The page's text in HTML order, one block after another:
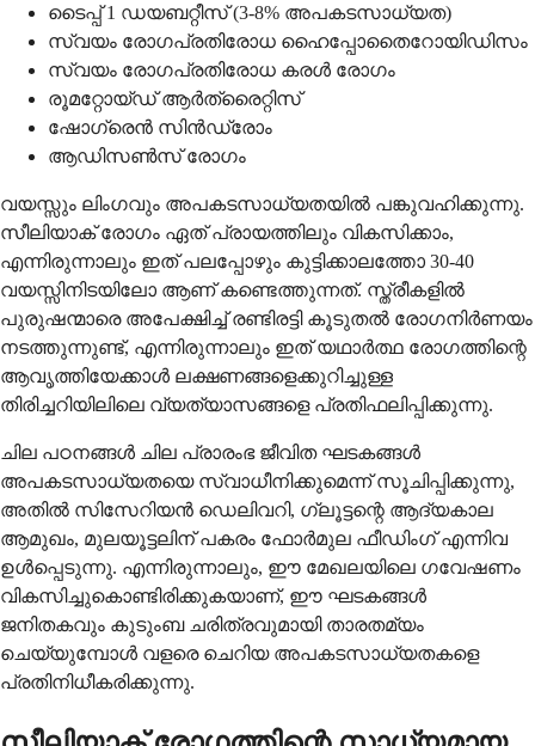
ടൈപ്പ് 1 ഡയബറ്റീസ് (3-8% അപകടസാധ്യത)
സ്വയം രോഗപ്രതിരോധ ഹൈപ്പോതൈറോയിഡിസം
സ്വയം രോഗപ്രതിരോധ കരൾ രോഗം
രൂമറ്റോയ്ഡ് ആർത്രൈറ്റിസ്
ഷോഗ്രെൻ സിൻഡ്രോം
ആഡിസൺസ് രോഗം
വയസ്സും ലിംഗവും അപകടസാധ്യതയിൽ പങ്കുവഹിക്കുന്നു.
സീലിയാക് രോഗം ഏത് പ്രായത്തിലും വികസിക്കാം,
എന്നിരുന്നാലും ഇത് പലപ്പോഴും കുട്ടിക്കാലത്തോ 30-40
വയസ്സിനിടയിലോ ആണ് കണ്ടെത്തുന്നത്. സ്ത്രീകളിൽ
പുരുഷന്മാരെ അപേക്ഷിച്ച് രണ്ടിരട്ടി കൂടുതൽ രോഗനിർണയം
നടത്തുന്നുണ്ട്, എന്നിരുന്നാലും ഇത് യഥാർത്ഥ രോഗത്തിന്റെ
ആവൃത്തിയേക്കാൾ ലക്ഷണങ്ങളെക്കുറിച്ചുള്ള
തിരിച്ചറിയിലിലെ വ്യത്യാസങ്ങളെ പ്രതിഫലിപ്പിക്കുന്നു.
ചില പഠനങ്ങൾ ചില പ്രാരംഭ ജീവിത ഘടകങ്ങൾ
അപകടസാധ്യതയെ സ്വാധീനിക്കുമെന്ന് സൂചിപ്പിക്കുന്നു,
അതിൽ സിസേറിയൻ ഡെലിവറി, ഗ്ലൂട്ടന്റെ ആദ്യകാല
ആമുഖം, മുലയൂട്ടലിന് പകരം ഫോർമുല ഫീഡിംഗ് എന്നിവ
ഉൾപ്പെടുന്നു. എന്നിരുന്നാലും, ഈ മേഖലയിലെ ഗവേഷണം
വികസിച്ചുകൊണ്ടിരിക്കുകയാണ്, ഈ ഘടകങ്ങൾ
ജനിതകവും കുടുംബ ചരിത്രവുമായി താരതമ്യം
ചെയ്യുമ്പോൾ വളരെ ചെറിയ അപകടസാധ്യതകളെ
പ്രതിനിധീകരിക്കുന്നു.